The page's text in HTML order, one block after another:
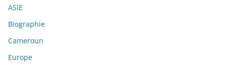
ASIE
Biographie
Cameroun
Europe